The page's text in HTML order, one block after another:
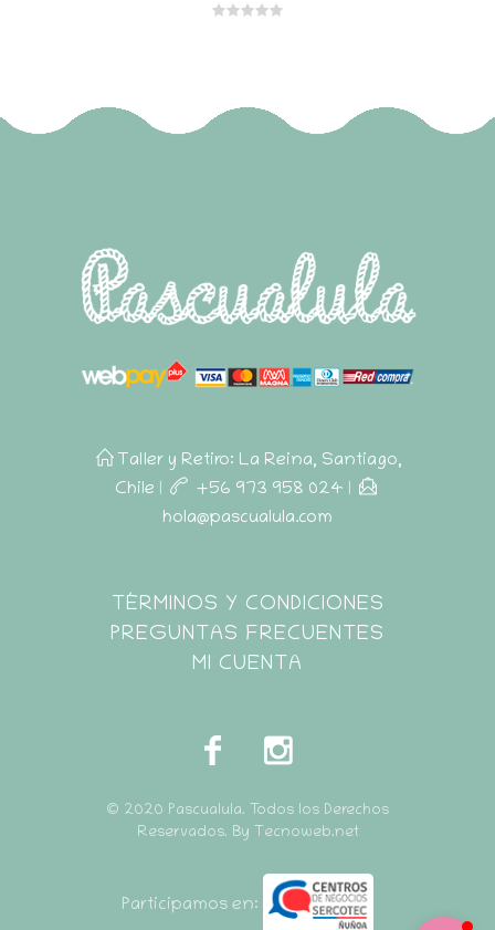
Taller y Retiro: La Reina, Santiago,
Chile | +56 973 958 024 |
hola@pascualula.com
Pascualula
TÉRMINOS Y CONDICIONES
PREGUNTAS FRECUENTES
MI CUENTA
© 2020 Pascualula. Todos los Derechos
Reservados. By Tecnoweb.net
Participamos en: